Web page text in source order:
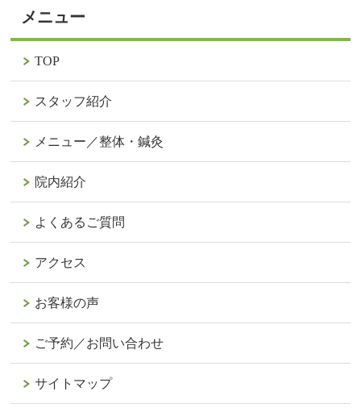
メニュー
TOP
スタッフ紹介
メニュー／整体・鍼灸
院内紹介
よくあるご質問
アクセス
お客様の声
ご予約／お問い合わせ
サイトマップ